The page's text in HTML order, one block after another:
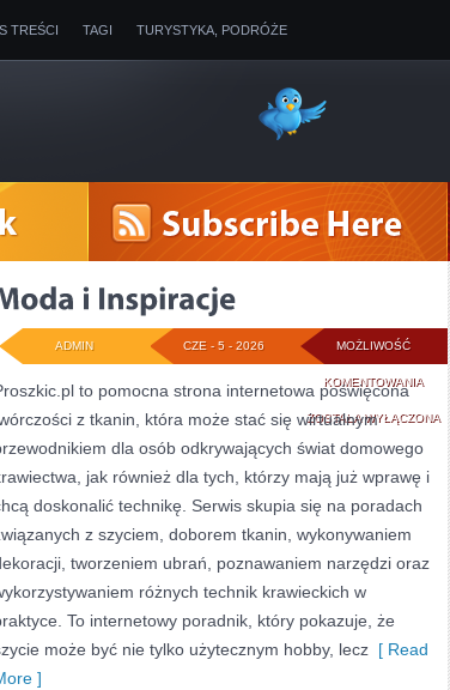
TREŚCI TAGI TURYSTYKA, PODRÓŻE
MOŻLIWOŚĆ
KOMENTOWANIA
I
ZOSTAŁA WYŁĄCZONA
CZE - 5 - 2026
ADMIN
to pomocna strona internetowa poświęcona
z tkanin, która może stać się wirtualnym
dla osób odkrywających świat domowego
jak również dla tych, którzy mają już wprawę i
doskonalić technikę. Serwis skupia się na poradach
z szyciem, doborem tkanin, wykonywaniem
tworzeniem ubrań, poznawaniem narzędzi oraz
różnych technik krawieckich w
To internetowy poradnik, który pokazuje, że
może być nie tylko użytecznym hobby, lecz [ Read
]